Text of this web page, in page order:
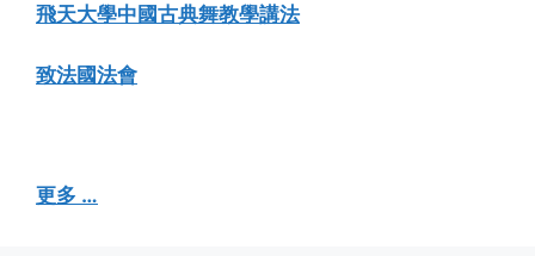
飛天大學中國古典舞教學講法
致法國法會
更多 …